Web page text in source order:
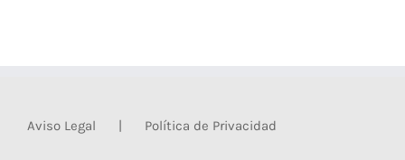
Aviso Legal Política de Privacidad